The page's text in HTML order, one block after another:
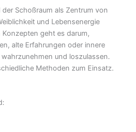
Schoßraum als Zentrum von
und Lebensenergie
geht es darum,
alte Erfahrungen oder innere
und loszulassen.
Methoden zum Einsatz.